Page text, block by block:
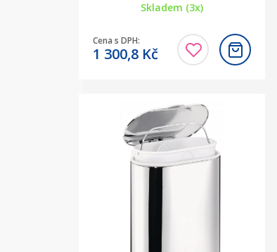
Skladem (3x)
Cena s DPH:
1 300,8 Kč